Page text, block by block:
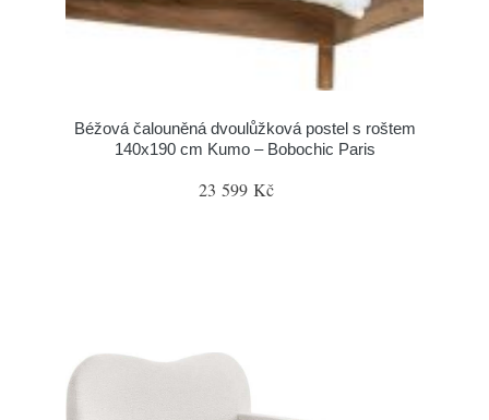
Béžová čalouněná dvoulůžková postel s roštem
140x190 cm Kumo – Bobochic Paris
23 599 Kč